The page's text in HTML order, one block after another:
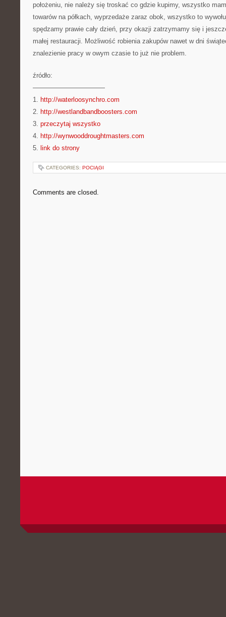
położeniu, nie należy się troskać co gdzie kupimy, wszystko
towarów na półkach, wyprzedaże zaraz obok, wszystko to
spędzamy prawie cały dzień, przy okazji zatrzymamy się i
małej restauracji. Możliwość robienia zakupów nawet w dni
znalezienie pracy w owym czasie to już nie problem.
źródło:
———————————
1. http://waterloosynchro.com
2. http://westlandbandboosters.com
3. przeczytaj wszystko
4. http://wynwooddroughtmasters.com
5. link do strony
CATEGORIES: POCIĄGI
Comments are closed.